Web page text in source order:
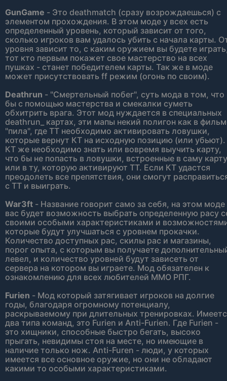
GunGame - Это deathmatch (сразу возрождаешься) с
элементом прохождения. В этом моде у всех есть
определенный уровень, который зависит от того,
сколько игроков вам удалось убить с начала карты.
уровня зависит то, с каким оружием вы будете
тот кто первым покажет свое мастерство на всех
пушках - станет победителем карты. Так же в моде
может присутствовать ff режим (огонь по своим).
Deathrun - "Смертельный побег", суть мода в том, что
бы с помощью мастерства и смекалки суметь
обхитрить врага. Этот мод нуждается в специальных
deathrun_ картах, эти мапы некий полигон как в
"пила", где ТТ необходимо активировать ловушки,
которые вернут КТ на исходную позицию (или убьют).
КТ же необходимо знать или вовремя выучить карту,
что бы не попасть в ловушки, встроенные в саму карту
или в ту, которую активируют ТТ. Если КТ удастся
преодолеть все препятствия, они смогут
с ТТ и выиграть.
War3ft - Название говорит само за себя, на этом моде
вас будет возможность выбрать определенную расу
своими особыми характеристиками и
которые будут улучшаться с уровнем прокачки.
Количество доступных рас, скилы рас и магазины,
порог опыта, с которым вы получаете
левел, и количество уровней будут зависеть от
сервера на котором вы играете. Мод обязателен к
ознакомлению для всех любителей ММО РПГ.
Furien - Мод который затягивает игроков на долгие
годы, благодаря огромному потенциалу,
раскрываемому при длительных тренировках.
два типа команд, это Furien и Anti-Furien. Где Furien -
это хищники, способные быстро бегать, высоко
прыгать, невидимы стоя на месте, но имеющие в
наличие только нож. Anti-Furen - люди, у которых
имеется все основное оружие, но они не обладают
какими то особыми характеристиками.